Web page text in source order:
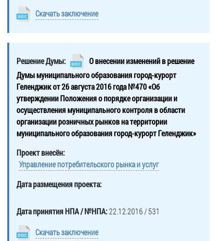
Скачать заключение
Решение Думы:
О внесении изменений в решение
Думы муниципального образования город-курорт
Геленджик от 26 августа 2016 года №470 «Об
утверждении Положения о порядке организации и
осуществления муниципального контроля в области
организации розничных рынков на территории
муниципального образования город-курорт Геленджик»
Проект внесён:
Управление потребительского рынка и услуг
Дата размещения проекта:
Дата принятия НПА / №НПА:22.12.2016 / 531
Скачать заключение